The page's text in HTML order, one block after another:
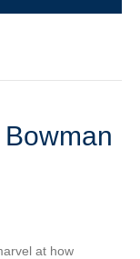
at how